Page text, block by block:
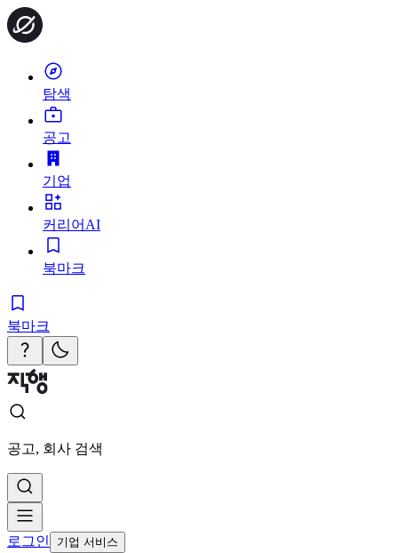
탐색
공고
기업
커리어AI
북마크
북마크
공고, 회사 검색
로그인 기업 서비스